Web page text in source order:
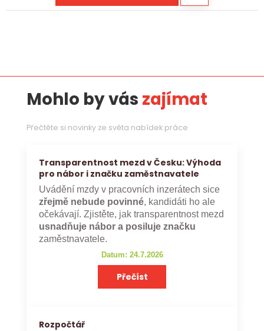
Mohlo by vás zajímat
Přečtěte si novinky ze světa nabídek práce
Transparentnost mezd v Česku: Výhoda
pro nábor i značku zaměstnavatele
Uvádění mzdy v pracovních inzerátech sice
zřejmě nebude povinné, kandidáti ho ale
očekávají. Zjistěte, jak transparentnost mezd
usnadňuje nábor a posiluje značku
zaměstnavatele.
Datum: 24.7.2026
Přečíst
Rozpočtář